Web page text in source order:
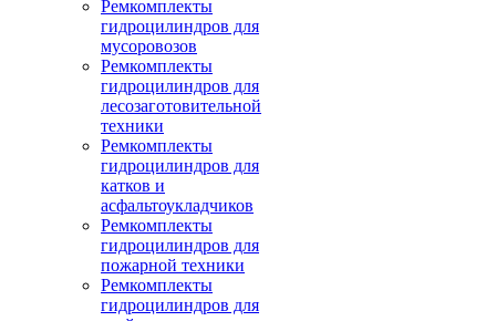
Ремкомплекты
гидроцилиндров для
мусоровозов
Ремкомплекты
гидроцилиндров для
лесозаготовительной
техники
Ремкомплекты
гидроцилиндров для
катков и
асфальтоукладчиков
Ремкомплекты
гидроцилиндров для
пожарной техники
Ремкомплекты
гидроцилиндров для